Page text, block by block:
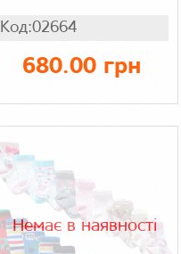
Код:02664
680.00 грн
Немає в наявності